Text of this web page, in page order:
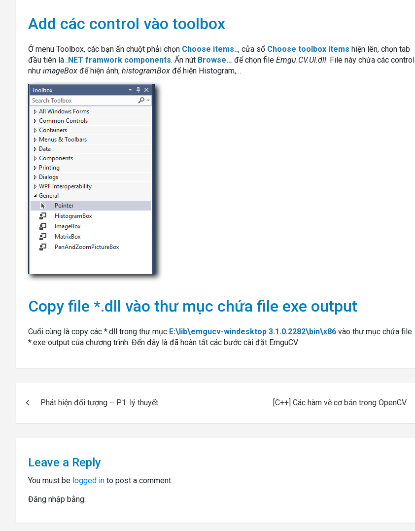
Add các control vào toolbox
Ở menu Toolbox, các bạn ấn chuột phải chọn Choose items.., cửa sổ Choose toolbox items hiện lên, chọn tab
đầu tiên là .NET framwork components. Ấn nút Browse… để chọn file Emgu.CV.UI.dll. File này chứa các control
như imageBox để hiện ảnh, histogramBox để hiện Histogram,…
Copy file *.dll vào thư mục chứa file exe output
Cuối cùng là copy các *.dll trong thư mục E:\lib\emgucv-windesktop 3.1.0.2282\bin\x86 vào thư mục chứa file
*.exe output của chương trình. Đến đây là đã hoàn tất các bước cài đặt EmguCV
navigation
Phát hiện đối tượng – P1: lý thuyết [C++] Các hàm vẽ cơ bản trong OpenCV
Leave a Reply
You must be logged in to post a comment.
Đăng nhập bằng: